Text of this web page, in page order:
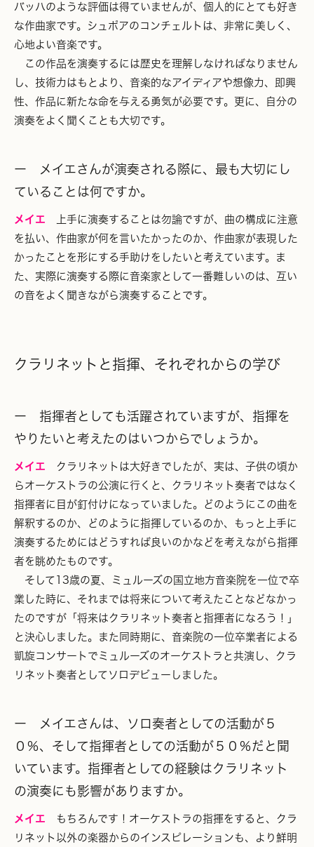
バッハのような評価は得ていませんが、個人的にとても好き
な作曲家です。シュポアのコンチェルトは、非常に美しく、
心地よい音楽です。
この作品を演奏するには歴史を理解しなければなりません
し、技術力はもとより、音楽的なアイディアや想像力、即興
性、作品に新たな命を与える勇気が必要です。更に、自分の
演奏をよく聞くことも大切です。
ー メイエさんが演奏される際に、最も大切にし
ていることは何ですか。
メイエ
上手に演奏することは勿論ですが、曲の構成に注意
を払い、作曲家が何を言いたかったのか、作曲家が表現した
かったことを形にする手助けをしたいと考えています。ま
た、実際に演奏する際に音楽家として一番難しいのは、互い
の音をよく聞きながら演奏することです。
クラリネットと指揮、それぞれからの学び
ー 指揮者としても活躍されていますが、指揮を
やりたいと考えたのはいつからでしょうか。
メイエ
クラリネットは大好きでしたが、実は、子供の頃か
らオーケストラの公演に行くと、クラリネット奏者ではなく
指揮者に目が釘付けになっていました。どのようにこの曲を
解釈するのか、どのように指揮しているのか、もっと上手に
演奏するためにはどうすれば良いのかなどを考えながら指揮
者を眺めたものです。
そして13歳の夏、ミュルーズの国立地方音楽院を一位で卒
業した時に、それまでは将来について考えたことなどなかっ
たのですが「将来はクラリネット奏者と指揮者になろう！」
と決心しました。また同時期に、音楽院の一位卒業者による
凱旋コンサートでミュルーズのオーケストラと共演し、クラ
リネット奏者としてソロデビューしました。
ー メイエさんは、ソロ奏者としての活動が５
０％、そして指揮者としての活動が５０％だと聞
いています。指揮者としての経験はクラリネット
の演奏にも影響がありますか。
メイエ
もちろんです！オーケストラの指揮をすると、クラ
リネット以外の楽器からのインスピレーションも、より鮮明